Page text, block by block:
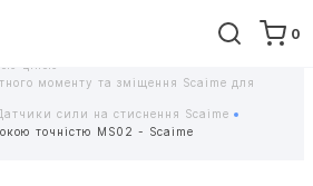
0
Контрольно-вимірювальні прилади
датчики Scaime - Купити датчики
моменту та зміщення Scaime для
сили на стиснення Scaime
точністю MS02 - Scaime